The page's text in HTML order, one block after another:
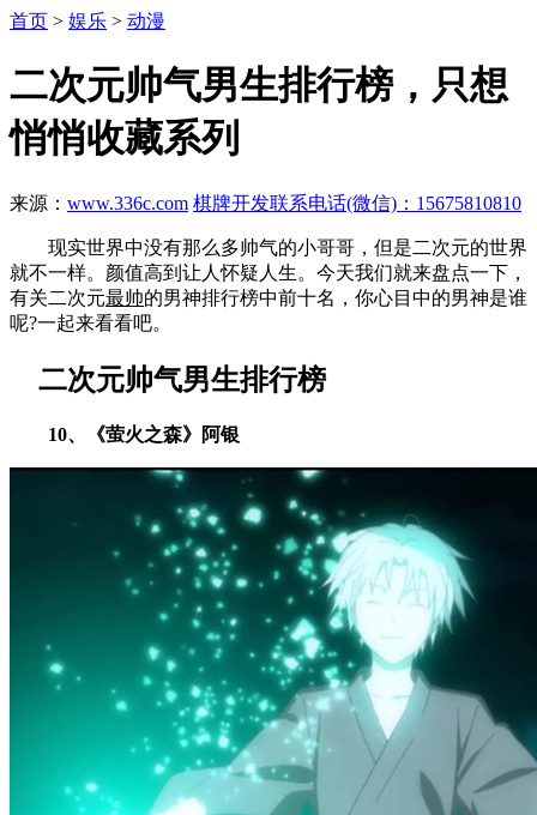
首页 > 娱乐 > 动漫
二次元帅气男生排行榜，只想
悄悄收藏系列
来源： www.336c.com 棋牌开发联系电话(微信)：15675810810
现实世界中没有那么多帅气的小哥哥，但是二次元的世界
就不一样。颜值高到让人怀疑人生。今天我们就来盘点一下，
有关二次元最帅的男神排行榜中前十名，你心目中的男神是谁
呢?一起来看看吧。
二次元帅气男生排行榜
10、《萤火之森》阿银